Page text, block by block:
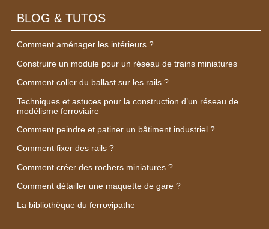
BLOG & TUTOS
Comment aménager les intérieurs ?
Construire un module pour un réseau de trains miniatures
Comment coller du ballast sur les rails ?
Techniques et astuces pour la construction d’un réseau de
modélisme ferroviaire
Comment peindre et patiner un bâtiment industriel ?
Comment fixer des rails ?
Comment créer des rochers miniatures ?
Comment détailler une maquette de gare ?
La bibliothèque du ferrovipathe